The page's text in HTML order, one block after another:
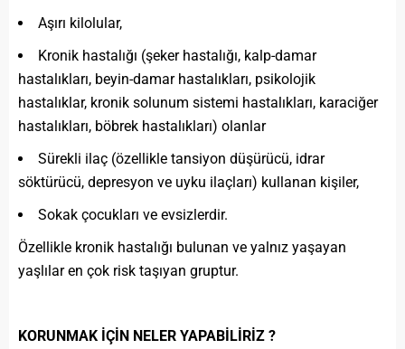
Aşırı kilolular,
Kronik hastalığı (şeker hastalığı, kalp-damar
hastalıkları, beyin-damar hastalıkları, psikolojik
hastalıklar, kronik solunum sistemi hastalıkları, karaciğer
hastalıkları, böbrek hastalıkları) olanlar
Sürekli ilaç (özellikle tansiyon düşürücü, idrar
söktürücü, depresyon ve uyku ilaçları) kullanan kişiler,
Sokak çocukları ve evsizlerdir.
Özellikle kronik hastalığı bulunan ve yalnız yaşayan
yaşlılar en çok risk taşıyan gruptur.
KORUNMAK İÇİN NELER YAPABİLİRİZ ?